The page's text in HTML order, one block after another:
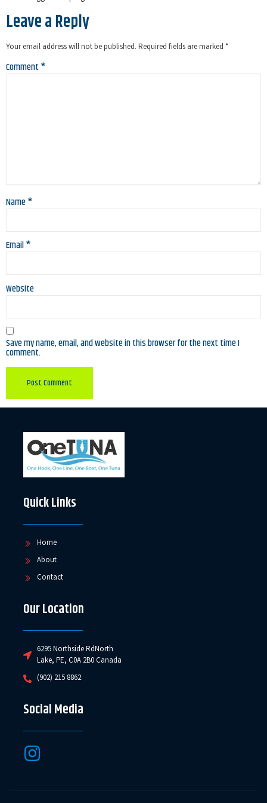
Leave a Reply
Your email address will not be published. Required fields are marked *
Comment*
Name*
Email*
Website
Save my name, email, and website in this browser for the next time I
comment.
Quick Links
Home
About
Contact
Our Location
6295 Northside RdNorth
Lake, PE, C0A 2B0 Canada
(902) 215 8862
Social Media